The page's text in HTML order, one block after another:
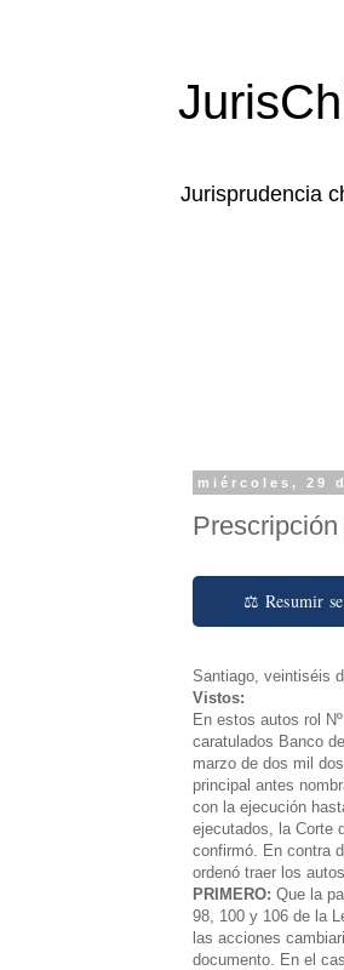
Jurisprudencia
miércoles, 29
⚖ Resumir
Santiago, veintiséis
Vistos:
En estos autos rol
caratulados Banco
marzo de dos mil
principal antes
con la ejecución
ejecutados, la Corte
confirmó. En contra
ordenó traer los
PRIMERO: Que la
98, 100 y 106 de la
las acciones
documento. En el